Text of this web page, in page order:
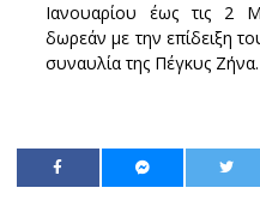
Ιανουαρίου έως τις 2
δωρεάν με την επίδειξη
συναυλία της Πέγκυς Ζήνα.